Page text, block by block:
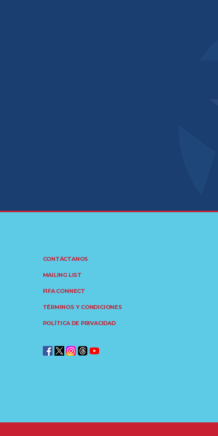
CONTÁCTANOS
MAILING LIST
FIFA CONNECT
TÉRMINOS Y CONDICIONES
POLÍTICA DE PRIVACIDAD